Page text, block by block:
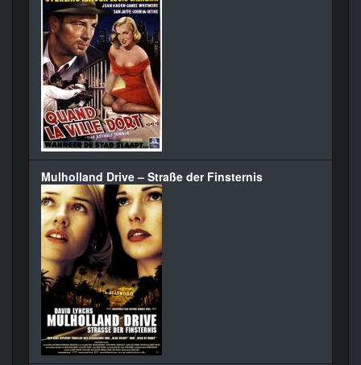
Mulholland Drive – Straße der Finsternis